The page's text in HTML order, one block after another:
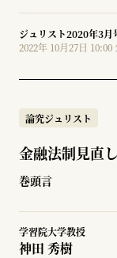
ジュリスト2020年3
2022年 10月27日 10:00
論究ジュリスト
金融法制見直
巻頭言
学習院大学教授
神田 秀樹